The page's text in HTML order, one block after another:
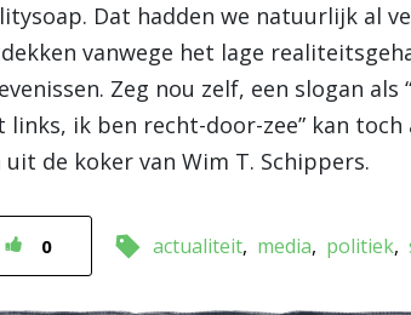
Dat hadden we natuurlijk al
vanwege het lage
Zeg nou zelf, een slogan
links, ik ben recht-door-zee” kan
uit de koker van Wim T. Schippers.
0 actualiteit media politiek